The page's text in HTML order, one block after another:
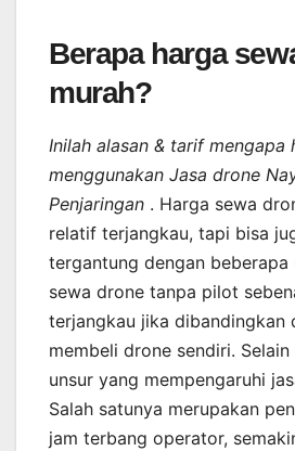
Berapa harga
murah?
Inilah alasan & tarif mengapa
menggunakan Jasa drone
Penjaringan . Harga sewa
relatif terjangkau, tapi bisa
tergantung dengan beberapa
sewa drone tanpa pilot
terjangkau jika dibandingkan
membeli drone sendiri.
unsur yang mempengaruhi
Salah satunya merupakan
jam terbang operator,